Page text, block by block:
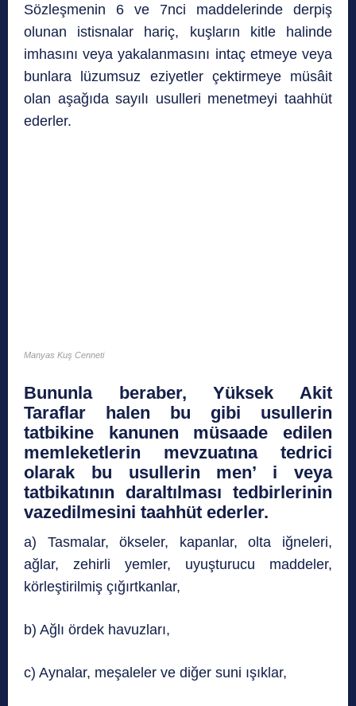
Sözleşmenin 6 ve 7nci maddelerinde derpiş
olunan istisnalar hariç, kuşların kitle halinde
imhasını veya yakalanmasını intaç etmeye veya
bunlara lüzumsuz eziyetler çektirmeye müsâit
olan aşağıda sayılı usulleri menetmeyi taahhüt
ederler.
Manyas Kuş Cenneti
Bununla beraber, Yüksek Akit
Taraflar halen bu gibi usullerin
tatbikine kanunen müsaade edilen
memleketlerin mevzuatına tedrici
olarak bu usullerin men’ i veya
tatbikatının daraltılması tedbirlerinin
vazedilmesini taahhüt ederler.
a) Tasmalar, ökseler, kapanlar, olta iğneleri,
ağlar, zehirli yemler, uyuşturucu maddeler,
körleştirilmiş çığırtkanlar,
b) Ağlı ördek havuzları,
c) Aynalar, meşaleler ve diğer suni ışıklar,